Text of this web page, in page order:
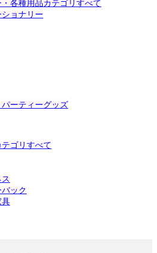
各種用品カテゴリすべて
ョナリー
ーティーグッズ
ゴリすべて
ック
具